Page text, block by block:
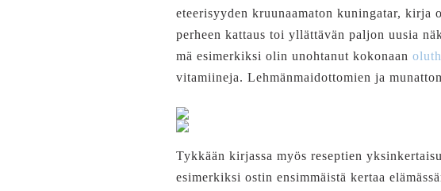
eteerisyyden kruunaamaton kuningatar,
perheen kattaus toi yllättävän paljon uusia
mä esimerkiksi olin unohtanut kokonaan
vitamiineja. Lehmänmaidottomien ja
Tykkään kirjassa myös reseptien
esimerkiksi ostin ensimmäistä kertaa